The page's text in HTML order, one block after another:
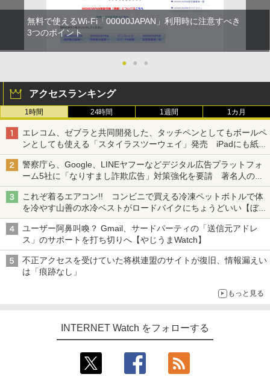
無料で使えるWi-Fi「00000JAPAN」利用時に注意すべき
3つのポイント
● ● ●
アクセスランキング
1時間 24時間 1週間 1カ月
エレコム、ゼブラと共同開発した、タッチペンとしてもボールペ
ンとしても使える「スタイラスツーウェイ」発売 iPadにも紙に
も、持ち替えずに書き込める
警察庁ら、Google、LINEヤフーなどデジタル広告プラットフォ
ーム5社に「なりすまし詐欺広告」対策強化を要請 著名人の写
真や映像を使った投資詐欺などへの対策として
これぞ着るエアコン!! コンビニで買える冷凍ペットボトルで体
を冷やす山善の水冷ベストがロードバイクにちょうどいい【ぼっ
ち・ざ・ろーど！その14】【空いた時間でなにしてる？】
ユーザー阿鼻叫喚？ Gmail、サードパーティの「送信元アドレ
ス」のサポートを打ち切りへ【やじうまWatch】
不正アクセスを受けていた将棋連盟のサイトが復旧、情報漏えい
は「痕跡なし」
もっと見る
INTERNET Watch をフォローする